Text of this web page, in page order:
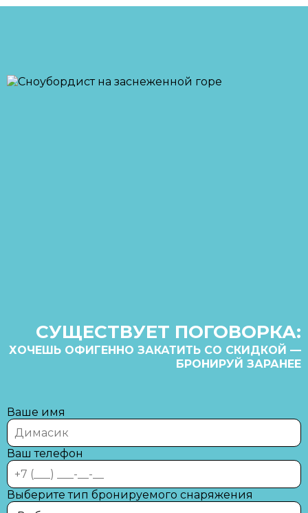
СУЩЕСТВУЕТ ПОГОВОРКА:
ХОЧЕШЬ ОФИГЕННО ЗАКАТИТЬ СО СКИДКОЙ —
БРОНИРУЙ ЗАРАНЕЕ
Ваше имя
Ваш телефон
Выберите тип бронируемого снаряжения